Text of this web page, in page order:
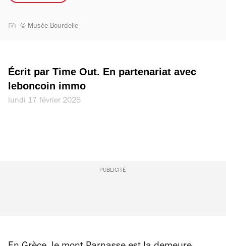
© Musée Bourdelle
Écrit par Time Out. En partenariat avec
leboncoin immo
lundi 17 février 2025
PUBLICITÉ